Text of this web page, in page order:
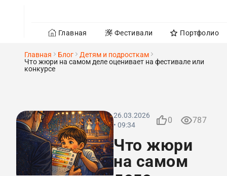
Главная Фестивали Портфолио
Главная Блог
Детям и подросткам
Что жюри на самом деле оценивает на фестивале или
конкурсе
26.03.2026
• 09:34
0 787
Что жюри
на самом